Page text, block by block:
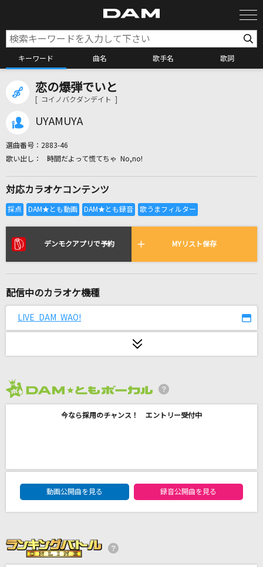
キーワード 曲名 歌手名 歌詞
カラオケ検索
全国りれき
リアルタイムで歌われている曲の一覧
なんちゅう恋をやってるぅ YOU KNOW?
look at the sea
愛くださいませ
Ado
恋の爆弾でいと
[ コイノバクダンデイト ]
UYAMUYA
選曲番号： 2883-46
時間だよって慌てちゃ No,no!
対応カラオケコンテンツ
デンモクアプリで予約 MYリスト保存
配信中のカラオケ機種
LIVE DAM WAO!
今なら採用のチャンス！ エントリー受付中
DAM★ともボーカルエントリーランキング
動画公開曲を見る
録音公開曲を見る